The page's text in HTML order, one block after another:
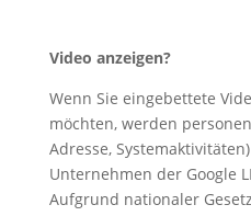
Video anzeigen?
Wenn Sie eingebettete
möchten, werden
Adresse,
Unternehmen der Google
Aufgrund nationaler